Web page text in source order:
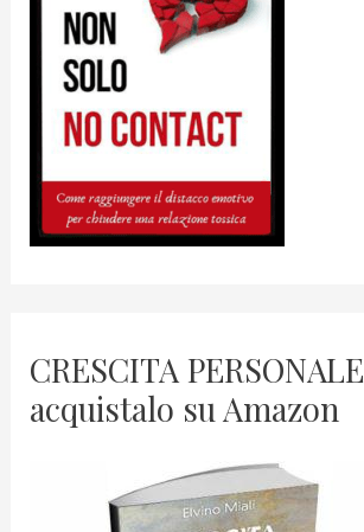
CRESCITA PERSONALE
acquistalo su Amazon